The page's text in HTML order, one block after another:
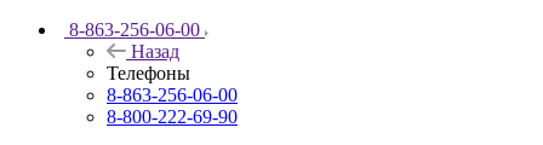
8-863-256-06-00
Назад
Телефоны
8-863-256-06-00
8-800-222-69-90